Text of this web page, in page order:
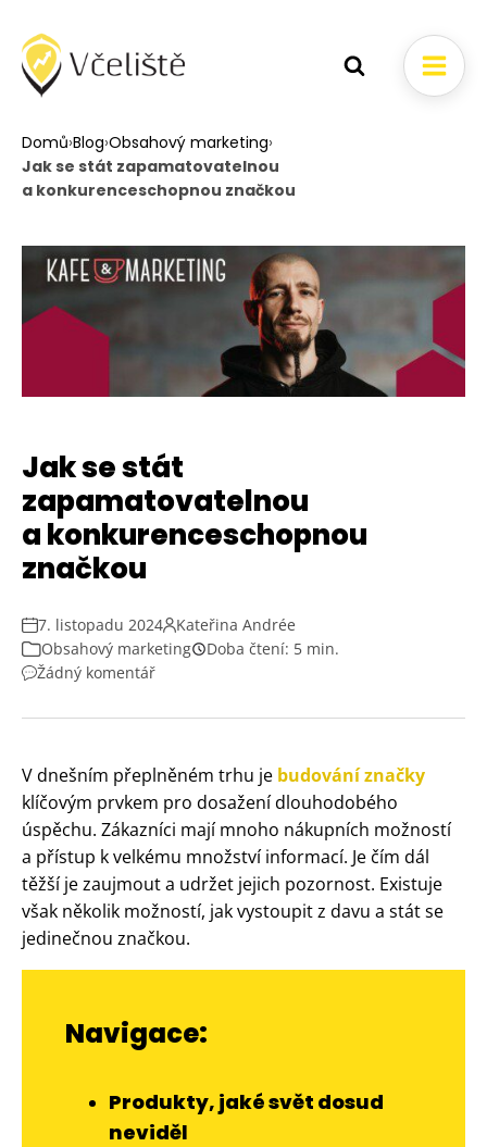
Domů›Blog›Obsahový marketing›
Jak se stát zapamatovatelnou
a konkurenceschopnou značkou
Jak se stát
zapamatovatelnou
a konkurenceschopnou
značkou
7. listopadu 2024
Kateřina Andrée
Obsahový marketing
Doba čtení: 5 min.
Žádný komentář
V dnešním přeplněném trhu je budování značky
klíčovým prvkem pro dosažení dlouhodobého
úspěchu. Zákazníci mají mnoho nákupních možností
a přístup k velkému množství informací. Je čím dál
těžší je zaujmout a udržet jejich pozornost. Existuje
však několik možností, jak vystoupit z davu a stát se
jedinečnou značkou.
Navigace:
Produkty, jaké svět dosud
neviděl